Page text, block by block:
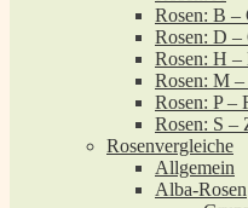
Rosen: B –
Rosen: D –
Rosen: H –
Rosen: M –
Rosen: P –
Rosen: S –
Rosenvergleiche
Allgemein
Alba-Rosen